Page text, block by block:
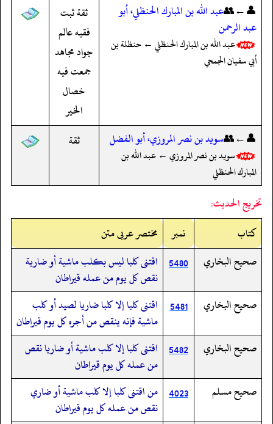
👤←👥عبد الله بن المبارك الحنظلي، أبو
عبد الرحمن
عبد الله بن المبارك الحنظلي ← حنظلة بن
أبي سفيان الجمحي
ثقة ثبت
فقيه عالم
جواد مجاهد
جمعت فيه
خصال
الخير
👤←👥سويد بن نصر المروزي، أبو الفضل
سويد بن نصر المروزي ← عبد الله بن
المبارك الحنظلي
ثقة
تخريج الحديث:
کتاب
نمبر
مختصر عربی متن
صحيح البخاري
5480 اقتنى كلبا ليس بكلب ماشية أو ضارية
نقص كل يوم من عمله قيراطان
صحيح البخاري
5481
اقتنى كلبا إلا كلبا ضاريا لصيد أو كلب
ماشية فإنه ينقص من أجره كل يوم قيراطان
صحيح البخاري
5482 اقتنى كلبا إلا كلب ماشية أو ضاريا نقص
من عمله كل يوم قيراطان
صحيح مسلم
4023 من اقتنى كلبا إلا كلب ماشية أو ضاري
نقص من عمله كل يوم قيراطان